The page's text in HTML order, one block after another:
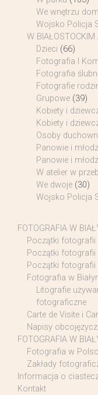
We wnętrzu
Wojsko Policja
W
Dzieci (66)
Fotografia I
Fotografia
Fotografie
Grupowe (39)
Kobiety i
Kobiety i
Osoby
Panowie i
Panowie i
W atelier w
We dwoje (30)
Wojsko Policja
FOTOGRAFIA W
Początki fotografii
Początki fotografii
Początki
Fotografia w
Litografie
fotograficzne
Carte de Visite i
Napisy
FOTOGRAFIA W
Fotografia w
Zakłady
Informacja o
Kontakt